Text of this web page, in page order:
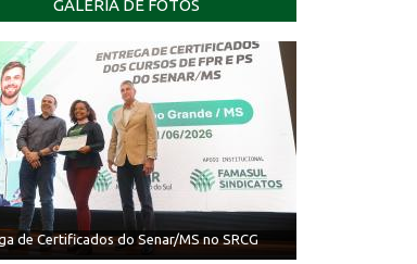
GALERIA DE FOTOS
de Certificados do Senar/MS no SRCG